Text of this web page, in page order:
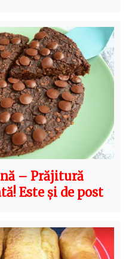
– Prăjitură
Este și de post